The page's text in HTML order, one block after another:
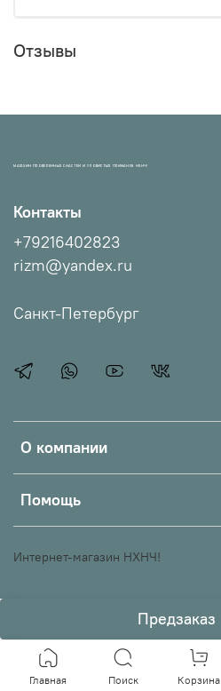
Предзаказ
Отзывы
МАГАЗИН ПРОВЕРЕННЫХ СНАСТЕЙ И УЛОВИСТЫХ ПРИМАНОК НХНЧ!
О компании
Помощь
Контакты
+79216402823
rizm@yandex.ru
Санкт-Петербург
Интернет-магазин НХНЧ!
Главная Поиск Корзина